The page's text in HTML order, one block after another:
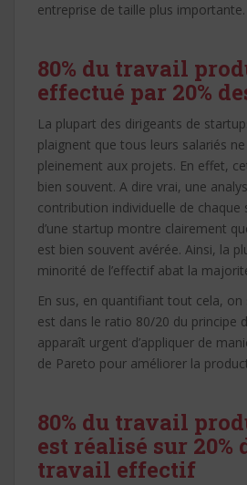
entreprise de taille plus importante.
80% du travail
effectué par 20%
La plupart des dirigeants de
plaignent que tous leurs salariés
pleinement aux projets. En effet,
bien souvent. A dire vrai, une
contribution individuelle de chaque
d’une startup montre clairement
est bien souvent avérée. Ainsi, la
minorité de l’effectif abat la
En sus, en quantifiant tout cela, on
est dans le ratio 80/20 du principe
apparaît urgent d’appliquer de
de Pareto pour améliorer la
80% du travail
est réalisé sur 20%
travail effectif